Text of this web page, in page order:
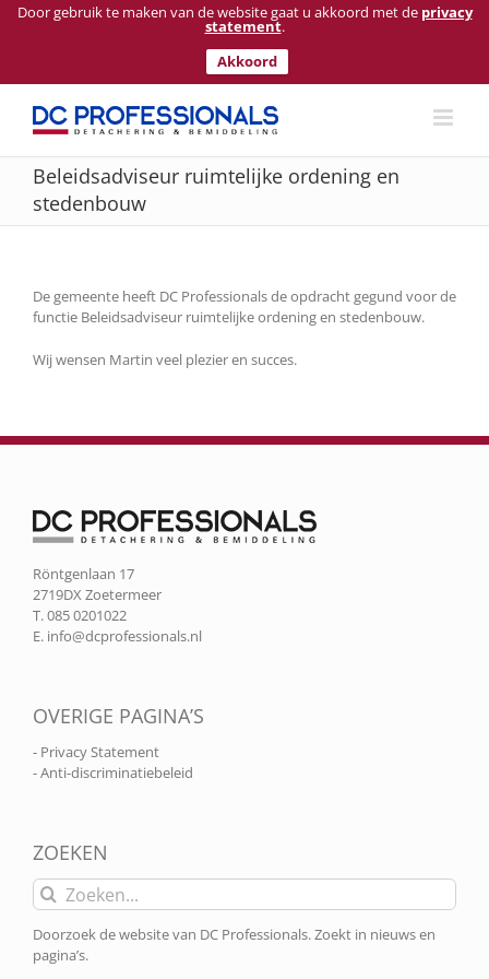
Door gebruik te maken van de website gaat u akkoord met de privacy
statement.
Akkoord
Ga
inhoud
Beleidsadviseur ruimtelijke ordening en
stedenbouw
De gemeente heeft DC Professionals de opdracht gegund voor de
functie Beleidsadviseur ruimtelijke ordening en stedenbouw.
Wij wensen Martin veel plezier en succes.
Röntgenlaan 17
2719DX Zoetermeer
T. 085 0201022
E. info@dcprofessionals.nl
OVERIGE PAGINA’S
- Privacy Statement
- Anti-discriminatiebeleid
ZOEKEN
Zoeken
naar:
Doorzoek de website van DC Professionals. Zoekt in nieuws en
pagina’s.